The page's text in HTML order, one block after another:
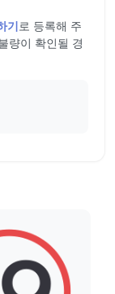
기로 등록해 주
량이 확인될 경